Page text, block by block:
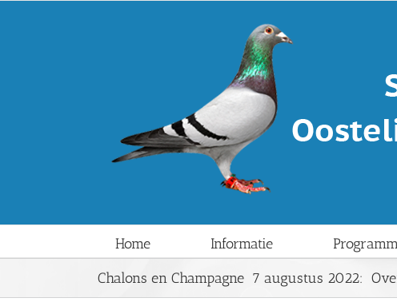
Home Informatie
Chalons en Champagne 7 augustus 2022: